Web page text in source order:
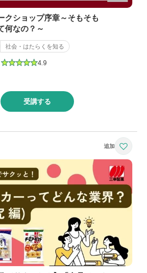
クショップ序章～そもそも
何なの？～
社会・はたらくを知る
4.9
受講する